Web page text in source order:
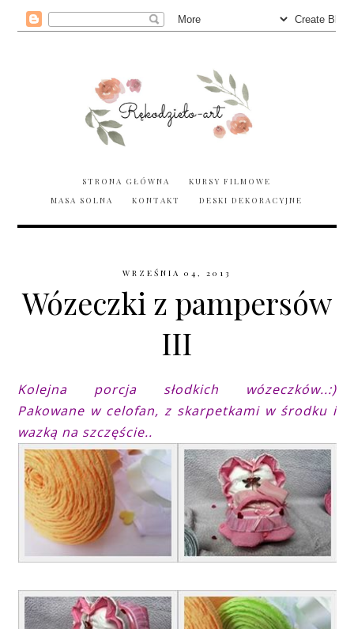
STRONA GŁÓWNA
KURSY FILMOWE
MASA SOLNA
KONTAKT DESKI DEKORACYJNE
WRZEŚNIA 04, 2013
Wózeczki z pampersów
III
Kolejna porcja słodkich wózeczków..:)
Pakowane w celofan, z skarpetkami w środku i
wazką na szczęście..